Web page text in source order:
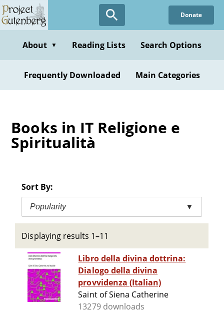
Skip
to
content
Donate
About ▼ Reading Lists Search Options
Frequently Downloaded Main Categories
Books in IT Religione e
Spiritualità
Sort By:
Popularity ▼
Displaying results 1–11
Libro della divina dottrina:
Dialogo della divina
provvidenza (Italian)
Saint of Siena Catherine
13279 downloads